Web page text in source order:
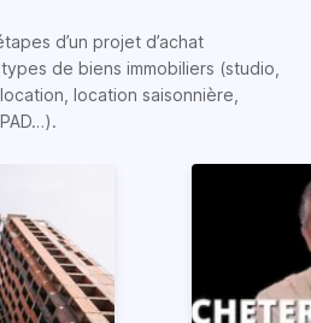
d’un projet d’achat
de biens immobiliers (studio,
location saisonnière,